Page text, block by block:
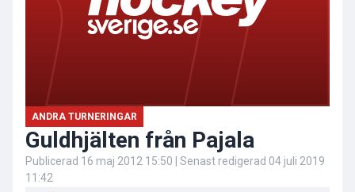
ANDRA TURNERINGAR
Guldhjälten från Pajala
Publicerad 16 maj 2012 15:50 | Senast redigerad 04 juli 2019
11:42